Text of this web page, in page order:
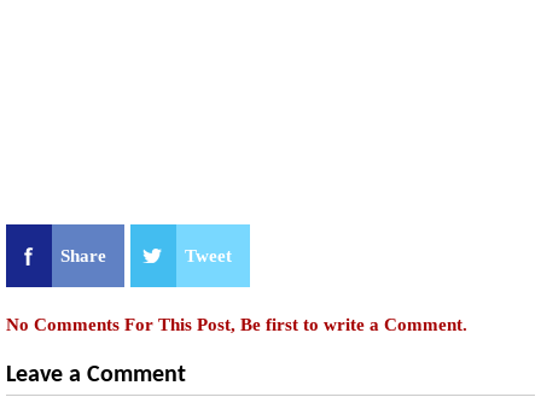
Share Tweet
No Comments For This Post, Be first to write a Comment.
Leave a Comment